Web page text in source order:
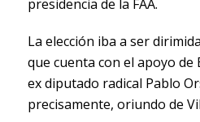
presidencia de la FAA.
La elección iba a ser
que cuenta con el apoyo
ex diputado radical Pablo
precisamente, oriundo de